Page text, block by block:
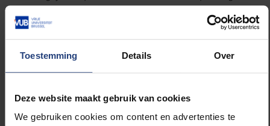
Toestemming Details Over
Deze website maakt gebruik van cookies
We gebruiken cookies om content en advertenties te
in patiënten met Duchenne.”
Breed toepasbaar
Via deze gentherapie kan niet alleen de aftakeling
van de spieren verhinderd worden, maar ze kan ook